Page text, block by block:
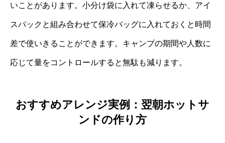
いことがあります。小分け袋に入れて凍らせるか、アイ
スパックと組み合わせて保冷バッグに入れておくと時間
差で使いきることができます。キャンプの期間や人数に
応じて量をコントロールすると無駄も減ります。
おすすめアレンジ実例：翌朝ホットサ
ンドの作り方